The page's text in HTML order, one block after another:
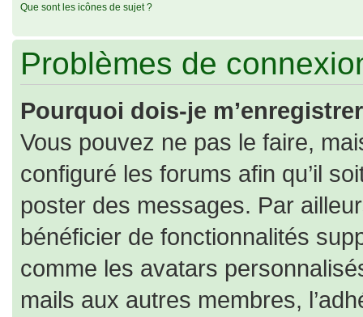
Que sont les icônes de sujet ?
Problèmes de
Pourquoi dois-je
Vous pouvez ne pas le faire,
configuré les forums afin qu’il
poster des messages. Par
bénéficier de fonctionnalités
comme les avatars
mails aux autres membres,